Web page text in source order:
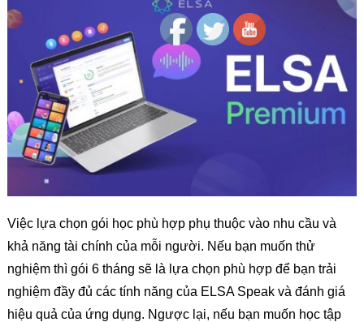
Việc lựa chọn gói học phù hợp phụ thuộc vào nhu cầu và
khả năng tài chính của mỗi người. Nếu bạn muốn thử
nghiệm thì gói 6 tháng sẽ là lựa chọn phù hợp để bạn trải
nghiệm đầy đủ các tính năng của ELSA Speak và đánh giá
hiệu quả của ứng dụng. Ngược lại, nếu bạn muốn học tập